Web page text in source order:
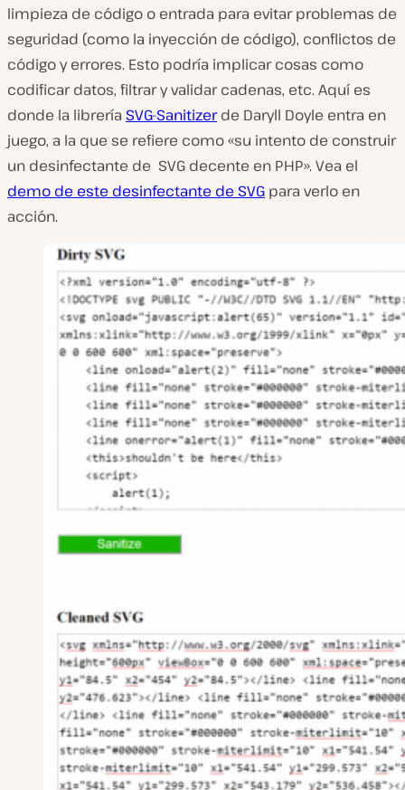
limpieza de código o entrada para evitar problemas de
seguridad (como la inyección de código), conflictos de
código y errores. Esto podría implicar cosas como
codificar datos, filtrar y validar cadenas, etc. Aquí es
donde la librería SVG-Sanitizerde Daryll Doyle entra en
juego, a la que se refiere como «su intento de construir
un desinfectante de SVG decente en PHP». Vea el
demo de este desinfectante de SVG para verlo en
acción.